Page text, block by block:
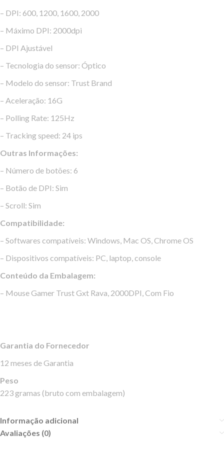
– DPI: 600, 1200, 1600, 2000
– Máximo DPI: 2000dpi
– DPI Ajustável
– Tecnologia do sensor: Óptico
– Modelo do sensor: Trust Brand
– Aceleração: 16G
– Polling Rate: 125Hz
– Tracking speed: 24 ips
Outras Informações:
– Número de botões: 6
– Botão de DPI: Sim
– Scroll: Sim
Compatibilidade:
– Softwares compatíveis: Windows, Mac OS, Chrome OS
– Dispositivos compatíveis: PC, laptop, console
Conteúdo da Embalagem:
– Mouse Gamer Trust Gxt Rava, 2000DPI, Com Fio
Garantia do Fornecedor
12 meses de Garantia
Peso
223 gramas (bruto com embalagem)
Informação adicional
Avaliações (0)